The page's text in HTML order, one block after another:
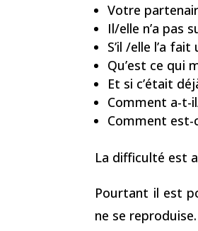
Votre
Il/elle n’a pas
S’il /elle l’a
Qu’est ce qui
Et si c’était
Comment a-t-
Comment est-
La difficulté est
Pourtant il est
ne se reproduise.